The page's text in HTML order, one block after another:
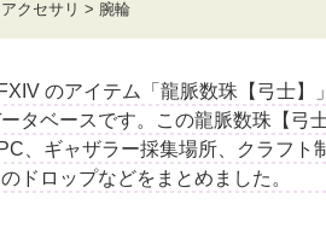
アクセサリ > 腕輪
のアイテム「龍脈数珠【弓士
タベースです。この龍脈数珠【弓
、ギャザラー採集場所、クラフト
ドロップなどをまとめました。